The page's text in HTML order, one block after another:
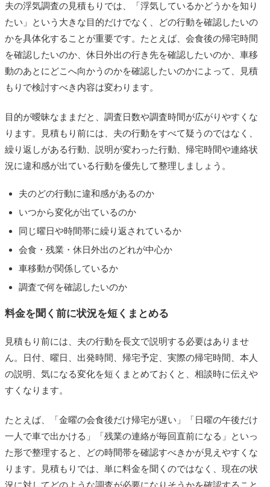
夫の浮気調査の見積もりでは、「浮気しているかどうかを知り
たい」という大きな目的だけでなく、どの行動を確認したいの
かを具体化することが重要です。たとえば、会食後の帰宅時間
を確認したいのか、休日外出の行き先を確認したいのか、車移
動のあとにどこへ向かうのかを確認したいのかによって、見積
もりで検討すべき内容は変わります。
目的が曖昧なままだと、調査日数や調査時間が広がりやすくな
ります。見積もり前には、夫の行動をすべて疑うのではなく、
繰り返しがある行動、説明が変わった行動、帰宅時間や連絡状
況に違和感が出ている行動を優先して整理しましょう。
夫のどの行動に違和感があるのか
いつから変化が出ているのか
同じ曜日や時間帯に繰り返されているか
会食・残業・休日外出のどれが中心か
車移動が関係しているか
調査で何を確認したいのか
料金を聞く前に状況を短くまとめる
見積もり前には、夫の行動を長文で説明する必要はありませ
ん。日付、曜日、出発時間、帰宅予定、実際の帰宅時間、本人
の説明、気になる変化を短くまとめておくと、相談時に伝えや
すくなります。
たとえば、「金曜の会食後だけ帰宅が遅い」「日曜の午後だけ
一人で車で出かける」「残業の連絡が毎回直前になる」といっ
た形で整理すると、どの時間帯を確認すべきかが見えやすくな
ります。見積もりでは、単に料金を聞くのではなく、現在の状